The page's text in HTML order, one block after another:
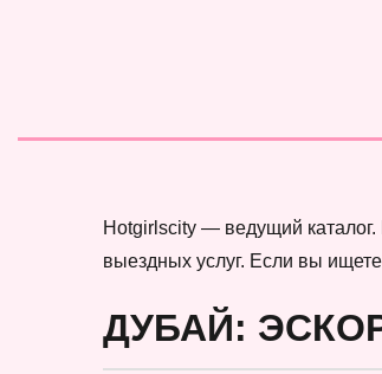
Hotgirlscity — ведущий
выездных услуг. Если вы
ДУБАЙ: